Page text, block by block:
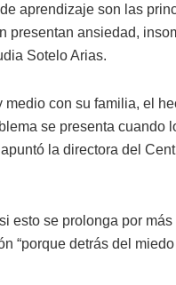
aprendizaje son las
presentan ansiedad,
Sotelo Arias.
medio con su familia, el
se presenta cuando
la directora del
esto se prolonga por
“porque detrás del